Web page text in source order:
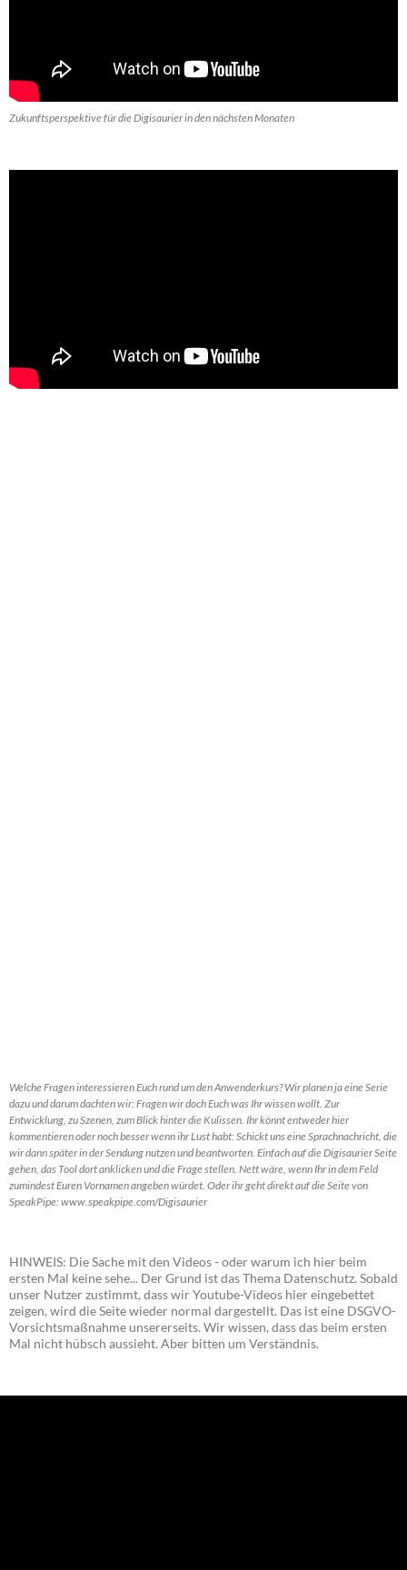
Zukunftsperspektive für die Digisaurier in den nächsten Monaten
Welche Fragen interessieren Euch rund um den Anwenderkurs? Wir planen ja eine Serie
dazu und darum dachten wir: Fragen wir doch Euch was Ihr wissen wollt. Zur
Entwicklung, zu Szenen, zum Blick hinter die Kulissen. Ihr könnt entweder hier
kommentieren oder noch besser wenn ihr Lust habt: Schickt uns eine Sprachnachricht, die
wir dann später in der Sendung nutzen und beantworten. Einfach auf die Digisaurier Seite
gehen, das Tool dort anklicken und die Frage stellen. Nett wäre, wenn Ihr in dem Feld
zumindest Euren Vornamen angeben würdet. Oder ihr geht direkt auf die Seite von
SpeakPipe: www.speakpipe.com/Digisaurier
HINWEIS: Die Sache mit den Videos - oder warum ich hier beim
ersten Mal keine sehe... Der Grund ist das Thema Datenschutz. Sobald
unser Nutzer zustimmt, dass wir Youtube-Videos hier eingebettet
zeigen, wird die Seite wieder normal dargestellt. Das ist eine DSGVO-
Vorsichtsmaßnahme unsererseits. Wir wissen, dass das beim ersten
Mal nicht hübsch aussieht. Aber bitten um Verständnis.